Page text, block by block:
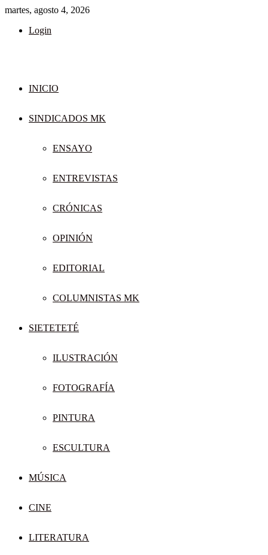
martes, agosto 4, 2026
Login
INICIO
SINDICADOS MK
ENSAYO
ENTREVISTAS
CRÓNICAS
OPINIÓN
EDITORIAL
COLUMNISTAS MK
SIETETETÉ
ILUSTRACIÓN
FOTOGRAFÍA
PINTURA
ESCULTURA
MÚSICA
CINE
LITERATURA